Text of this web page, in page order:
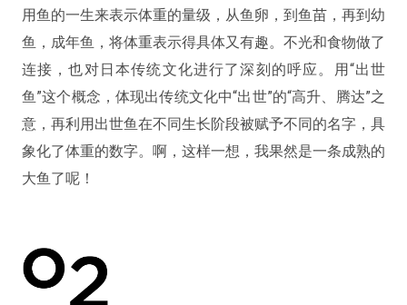
用鱼的一生来表示体重的量级，从鱼卵，到鱼苗，再到幼
鱼，成年鱼，将体重表示得具体又有趣。不光和食物做了
连接，也对日本传统文化进行了深刻的呼应。用“出世
鱼”这个概念，体现出传统文化中“出世”的“高升、腾达”之
意，再利用出世鱼在不同生长阶段被赋予不同的名字，具
象化了体重的数字。啊，这样一想，我果然是一条成熟的
大鱼了呢！